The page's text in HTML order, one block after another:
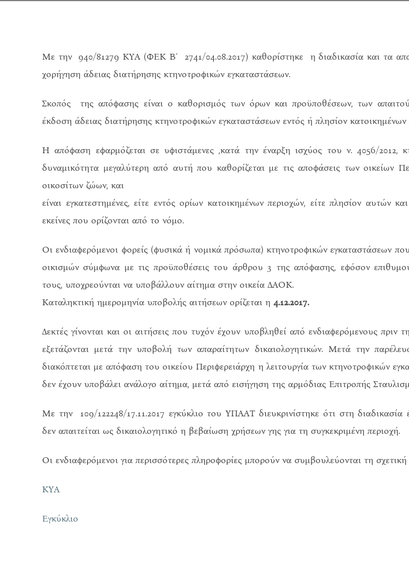
Με την 940/81279 ΚΥΑ (ΦΕΚ Β΄ 2741/04.08.2017) καθορίστηκε η διαδικασία και τα
χορήγηση άδειας διατήρησης κτηνοτροφικών εγκαταστάσεων.
Σκοπός της απόφασης είναι ο καθορισμός των όρων και προϋποθέσεων, των
έκδοση άδειας διατήρησης κτηνοτροφικών εγκαταστάσεων εντός ή πλησίον κατοικημένων
Η απόφαση εφαρμόζεται σε υφιστάμενες ,κατά την έναρξη ισχύος του ν. 4056/2012,
δυναμικότητα μεγαλύτερη από αυτή που καθορίζεται με τις αποφάσεις των οικείων
οικοσίτων ζώων, και
είναι εγκατεστημένες, είτε εντός ορίων κατοικημένων περιοχών, είτε πλησίον αυτών
εκείνες που ορίζονται από το νόμο.
Οι ενδιαφερόμενοι φορείς (φυσικά ή νομικά πρόσωπα) κτηνοτροφικών εγκαταστάσεων
οικισμών σύμφωνα με τις προϋποθέσεις του άρθρου 3 της απόφασης, εφόσον
τους, υποχρεούνται να υποβάλλουν αίτημα στην οικεία ΔΑΟΚ.
Καταληκτική ημερομηνία υποβολής αιτήσεων ορίζεται η 4.12.2017.
Δεκτές γίνονται και οι αιτήσεις που τυχόν έχουν υποβληθεί από ενδιαφερόμενους
εξετάζονται μετά την υποβολή των απαραίτητων δικαιολογητικών. Μετά την
διακόπτεται με απόφαση του οικείου Περιφερειάρχη η λειτουργία των κτηνοτροφικών
δεν έχουν υποβάλει ανάλογο αίτημα, μετά από εισήγηση της αρμόδιας Επιτροπής
Με την 109/122248/17.11.2017 εγκύκλιο του ΥΠΑΑΤ διευκρινίστηκε ότι στη
δεν απαιτείται ως δικαιολογητικό η βεβαίωση χρήσεων γης για τη συγκεκριμένη περιοχή.
Οι ενδιαφερόμενοι για περισσότερες πληροφορίες μπορούν να συμβουλεύονται τη σχετική
ΚΥΑ
Εγκύκλιο